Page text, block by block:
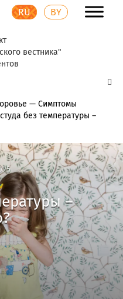
RU BY
вестника"
— Симптомы
без температуры –
–